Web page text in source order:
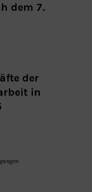
dem 7.
der
in